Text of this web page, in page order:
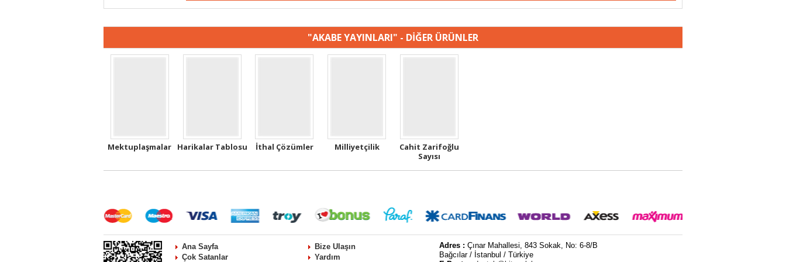
"AKABE YAYINLARI" - DİĞER ÜRÜNLER
Mektuplaşmalar Harikalar Tablosu İthal Çözümler Milliyetçilik
Cahit Zarifoğlu
Sayısı
Ana Sayfa
Çok Satanlar
Bize Ulaşın
Yardım
Adres :Çınar Mahallesi, 843 Sokak, No: 6-8/B
Bağcılar / İstanbul / Türkiye